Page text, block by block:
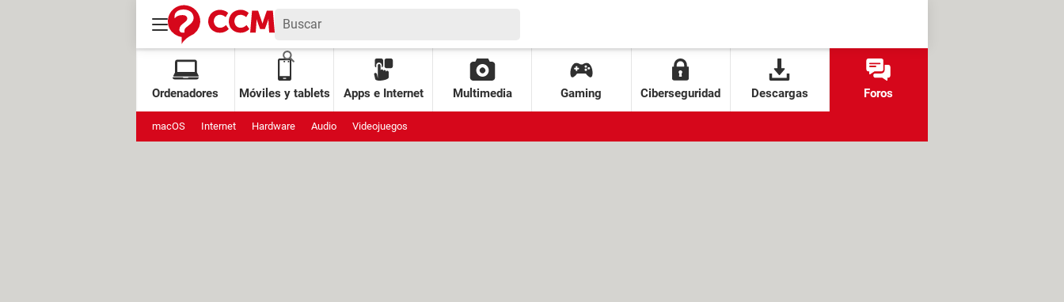
Ordenadores Móviles y tablets Apps e Internet Multimedia Gaming Ciberseguridad Descargas Foros
macOS Internet Hardware Audio Videojuegos